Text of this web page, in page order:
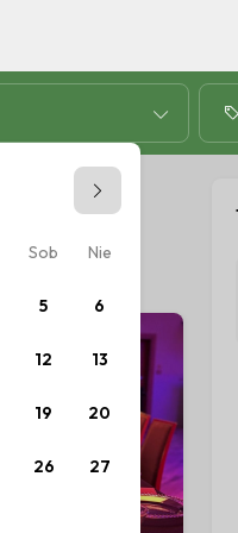
Sob Nie
5 6
12 13
19 20
26 27
5
19
26